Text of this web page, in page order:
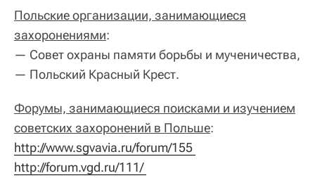
Польские организации, занимающиеся
захоронениями:
— Совет охраны памяти борьбы и мученичества,
— Польский Красный Крест.
Форумы, занимающиеся поисками и изучением
советских захоронений в Польше:
http://www.sgvavia.ru/forum/155
http://forum.vgd.ru/111/